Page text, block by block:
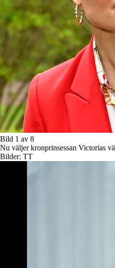
Bild 1 av 8
Nu väljer kronprinsessan Victorias
Bilder: TT